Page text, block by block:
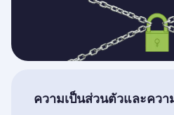
ความเป็นส่วนตัวและคว